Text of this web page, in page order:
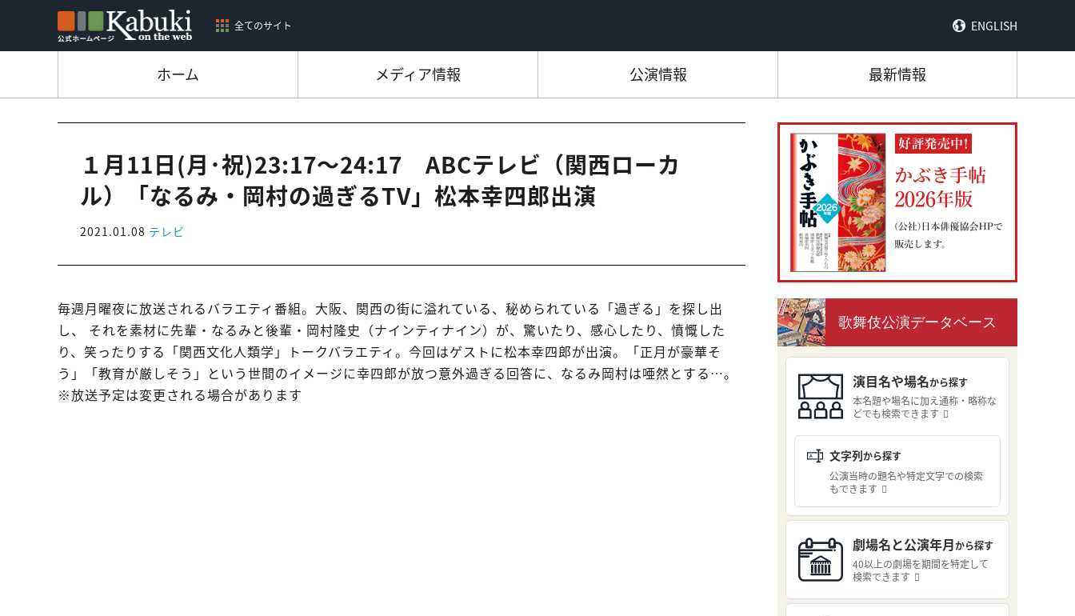
全てのサイト ENGLISH
ホーム メディア情報 公演情報 最新情報
１月11日(月･祝)23:17～24:17 ABCテレビ（関西ローカ
ル）「なるみ・岡村の過ぎるTV」松本幸四郎出演
2021.01.08 テレビ
毎週月曜夜に放送されるバラエティ番組。大阪、関西の街に溢れている、秘められている「過ぎる」を探し出
し、 それを素材に先輩・なるみと後輩・岡村隆史（ナインティナイン）が、驚いたり、感心したり、憤慨した
り、笑ったりする「関西文化人類学」トークバラエティ。今回はゲストに松本幸四郎が出演。「正月が豪華そ
う」「教育が厳しそう」という世間のイメージに幸四郎が放つ意外過ぎる回答に、なるみ岡村は唖然とする…。
※放送予定は変更される場合があります
歌舞伎公演データベース
演目名や場名から探す
本名題や場名に加え通称・略称な
どでも検索できます
文字列から探す
公演当時の題名や特定文字での検索
もできます
劇場名と公演年月から探す
40以上の劇場を期間を特定して
検索できます